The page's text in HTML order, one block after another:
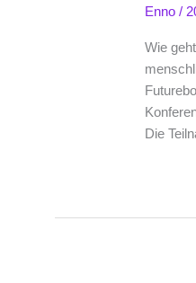
Enno/
Wie
Die